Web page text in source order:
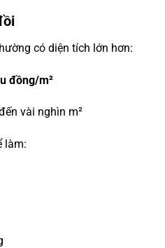
có diện tích lớn hơn:
đồng/m²
vài nghìn m²
làm: